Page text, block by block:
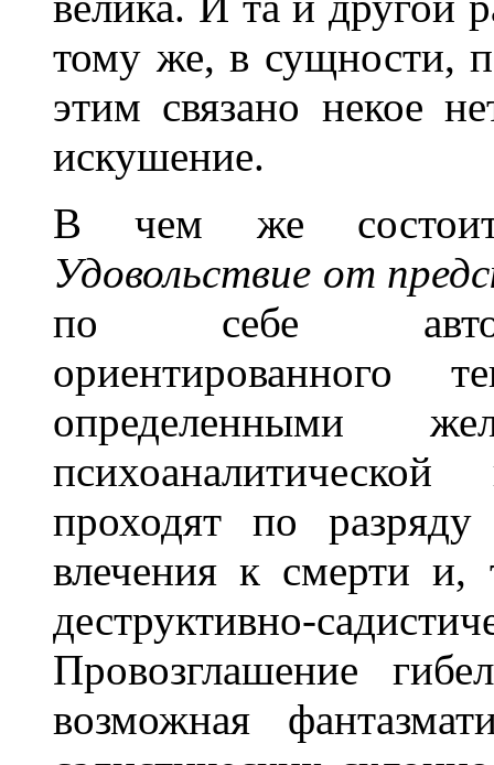
тому же, в сущности,
этим связано некое
искушение.
В чем же состоит
Удовольствие от
по себе
ориентированного
определенными
проходят по разряду
влечения к смерти и,
деструктивно-
Провозглашение
возможная